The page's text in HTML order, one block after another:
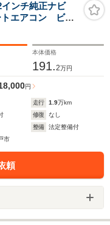
ンチ純正ナビ
エアコン ビル
コン 純正17イ
フルセグ
本体価格
191.2万円
円
走行 1.9万km
修復
なし
整備
法定整備付
市
頼